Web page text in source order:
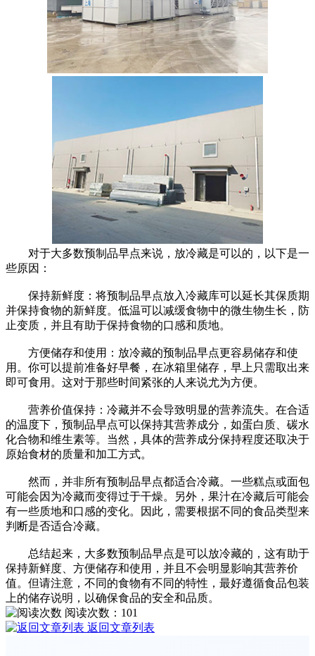
对于大多数预制品早点来说，放冷藏是可以的，以下是一
些原因：
保持新鲜度：将预制品早点放入冷藏库可以延长其保质期
并保持食物的新鲜度。低温可以减缓食物中的微生物生长，防
止变质，并且有助于保持食物的口感和质地。
方便储存和使用：放冷藏的预制品早点更容易储存和使
用。你可以提前准备好早餐，在冰箱里储存，早上只需取出来
即可食用。这对于那些时间紧张的人来说尤为方便。
营养价值保持：冷藏并不会导致明显的营养流失。在合适
的温度下，预制品早点可以保持其营养成分，如蛋白质、碳水
化合物和维生素等。当然，具体的营养成分保持程度还取决于
原始食材的质量和加工方式。
然而，并非所有预制品早点都适合冷藏。一些糕点或面包
可能会因为冷藏而变得过于干燥。另外，果汁在冷藏后可能会
有一些质地和口感的变化。因此，需要根据不同的食品类型来
判断是否适合冷藏。
总结起来，大多数预制品早点是可以放冷藏的，这有助于
保持新鲜度、方便储存和使用，并且不会明显影响其营养价
值。但请注意，不同的食物有不同的特性，最好遵循食品包装
上的储存说明，以确保食品的安全和品质。
阅读次数： 101
返回文章列表